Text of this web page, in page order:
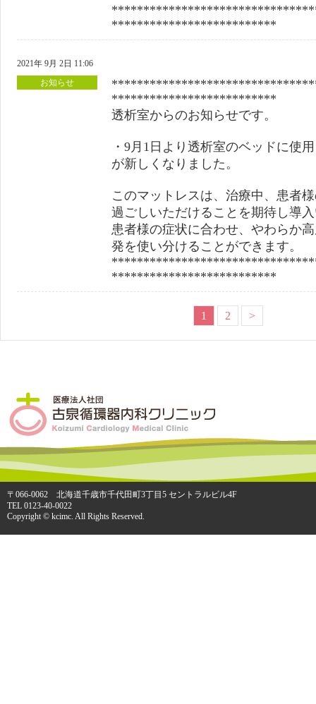
**************************
2021年 9月 2日 11:06
お知らせ
**************************
透析室からのお知らせです。
・9月1日より透析室のベッドに使
が新しくなりました。
このマットレスは、治療中、患者
過ごしいただけることを期待し導
患者様の症状に合わせ、やわらか
発を使い分けることができます。
**************************
1 2 >
〒066-0062 北海道千歳市千代田町3丁目5 セントラルビル4F
TEL 0123-40-0022
Copyright © kcimc. All Rights Reserved.